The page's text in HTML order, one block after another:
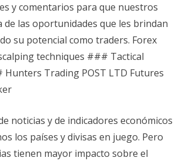
y comentarios para que nuestros
las oportunidades que les brindan
su potencial como traders. Forex
techniques ### Tactical
Trading POST LTD Futures
noticias y de indicadores económicos
los países y divisas en juego. Pero
tienen mayor impacto sobre el